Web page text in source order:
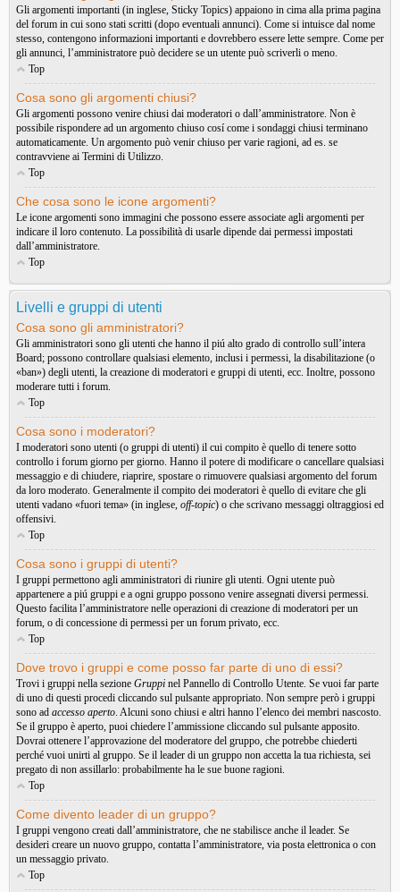
Gli argomenti importanti (in inglese, Sticky Topics) appaiono in cima alla prima pagina
del forum in cui sono stati scritti (dopo eventuali annunci). Come si intuisce dal nome
stesso, contengono informazioni importanti e dovrebbero essere lette sempre. Come per
gli annunci, l’amministratore può decidere se un utente può scriverli o meno.
Top
Cosa sono gli argomenti chiusi?
Gli argomenti possono venire chiusi dai moderatori o dall’amministratore. Non è
possibile rispondere ad un argomento chiuso cosí come i sondaggi chiusi terminano
automaticamente. Un argomento può venir chiuso per varie ragioni, ad es. se
contravviene ai Termini di Utilizzo.
Top
Che cosa sono le icone argomenti?
Le icone argomenti sono immagini che possono essere associate agli argomenti per
indicare il loro contenuto. La possibilità di usarle dipende dai permessi impostati
dall’amministratore.
Top
Livelli e gruppi di utenti
Cosa sono gli amministratori?
Gli amministratori sono gli utenti che hanno il piú alto grado di controllo sull’intera
Board; possono controllare qualsiasi elemento, inclusi i permessi, la disabilitazione (o
«ban») degli utenti, la creazione di moderatori e gruppi di utenti, ecc. Inoltre, possono
moderare tutti i forum.
Top
Cosa sono i moderatori?
I moderatori sono utenti (o gruppi di utenti) il cui compito è quello di tenere sotto
controllo i forum giorno per giorno. Hanno il potere di modificare o cancellare qualsiasi
messaggio e di chiudere, riaprire, spostare o rimuovere qualsiasi argomento del forum
da loro moderato. Generalmente il compito dei moderatori è quello di evitare che gli
utenti vadano «fuori tema» (in inglese, off-topic) o che scrivano messaggi oltraggiosi ed
offensivi.
Top
Cosa sono i gruppi di utenti?
I gruppi permettono agli amministratori di riunire gli utenti. Ogni utente può
appartenere a piú gruppi e a ogni gruppo possono venire assegnati diversi permessi.
Questo facilita l’amministratore nelle operazioni di creazione di moderatori per un
forum, o di concessione di permessi per un forum privato, ecc.
Top
Dove trovo i gruppi e come posso far parte di uno di essi?
Trovi i gruppi nella sezione Gruppi nel Pannello di Controllo Utente. Se vuoi far parte
di uno di questi procedi cliccando sul pulsante appropriato. Non sempre però i gruppi
sono ad accesso aperto. Alcuni sono chiusi e altri hanno l’elenco dei membri nascosto.
Se il gruppo è aperto, puoi chiedere l’ammissione cliccando sul pulsante apposito.
Dovrai ottenere l’approvazione del moderatore del gruppo, che potrebbe chiederti
perché vuoi unirti al gruppo. Se il leader di un gruppo non accetta la tua richiesta, sei
pregato di non assillarlo: probabilmente ha le sue buone ragioni.
Top
Come divento leader di un gruppo?
I gruppi vengono creati dall’amministratore, che ne stabilisce anche il leader. Se
desideri creare un nuovo gruppo, contatta l’amministratore, via posta elettronica o con
un messaggio privato.
Top